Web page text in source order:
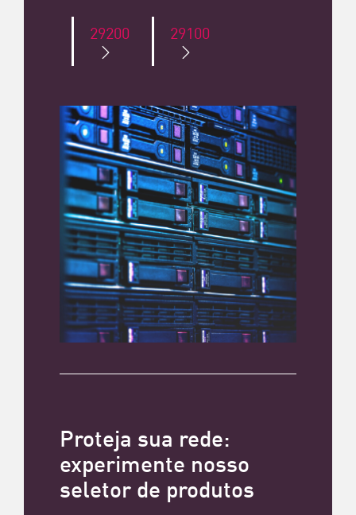
29200 29100
Proteja sua rede:
experimente nosso
seletor de produtos